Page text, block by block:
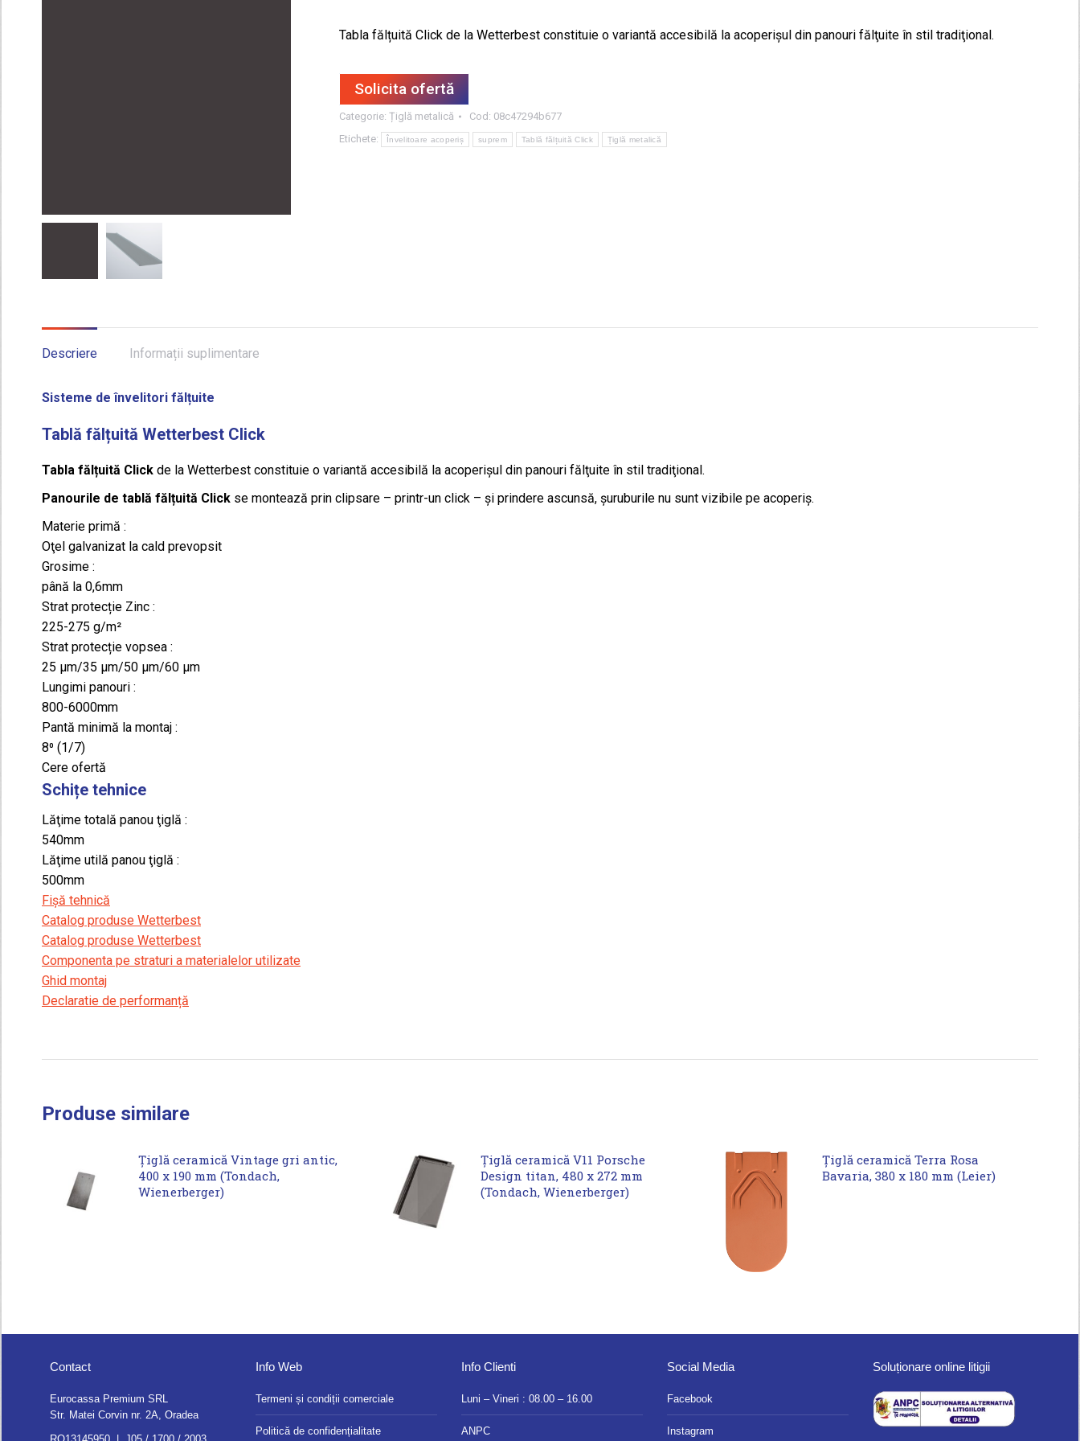
Tabla fălțuită Click de la Wetterbest constituie o variantă accesibilă la acoperişul din panouri fălţuite în stil tradiţional.
Solicita ofertă
Categorie: Țiglă metalică Cod: 08c47294b677
Etichete:
Învelitoare acoperiș suprem Tablă fălțuită Click Țiglă metalică
Descriere Informații suplimentare
Sisteme de învelitori fălțuite
Tablă fălțuită Wetterbest Click
Tabla fălțuită Click de la Wetterbest constituie o variantă accesibilă la acoperişul din panouri fălţuite în stil tradiţional.
Panourile de tablă fălțuită Click se montează prin clipsare – printr-un click – și prindere ascunsă, șuruburile nu sunt vizibile pe acoperiș.
Materie primă :
Oţel galvanizat la cald prevopsit
Grosime :
până la 0,6mm
Strat protecție Zinc :
225-275 g/m²
Strat protecție vopsea :
25 μm/35 μm/50 μm/60 μm
Lungimi panouri :
800-6000mm
Pantă minimă la montaj :
8⁰ (1/7)
Cere ofertă
Schițe tehnice
Lăţime totală panou ţiglă :
540mm
Lăţime utilă panou ţiglă :
500mm
Fișă tehnică
Catalog produse Wetterbest
Catalog produse Wetterbest
Componenta pe straturi a materialelor utilizate
Ghid montaj
Declaratie de performanță
Produse similare
Țiglă ceramică Vintage gri antic,
400 x 190 mm (Tondach,
Wienerberger)
Țiglă ceramică V11 Porsche
Design titan, 480 x 272 mm
(Tondach, Wienerberger)
Țiglă ceramică Terra Rosa
Bavaria, 380 x 180 mm (Leier)
Contact
Eurocassa Premium SRL
Str. Matei Corvin nr. 2A, Oradea
Info Web
Termeni și condiții comerciale
Politică de confidențialitate
Info Clienti
Luni – Vineri : 08.00 – 16.00
ANPC
Social Media
Facebook
Instagram
Soluționare online litigii